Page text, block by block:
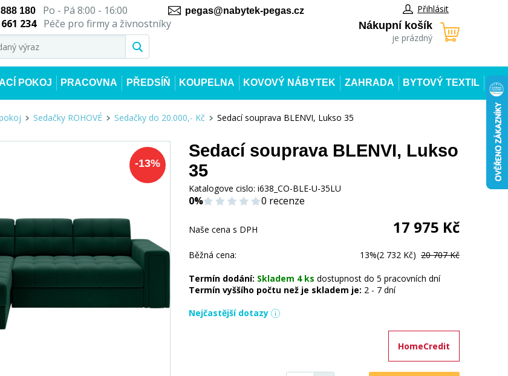
180Po - Pá 8:00 - 16:00
234
Péče pro firmy a živnostníky
pegas@nabytek-pegas.cz Přihlásit
Nákupní košík
je prázdný
POKOJ PRACOVNA PŘEDSÍŇ KOUPELNA KOVOVÝ NÁBYTEK ZAHRADA BYTOVÝ TEXTIL
Sedačky ROHOVÉ Sedačky do 20.000,- Kč Sedací souprava BLENVI, Lukso 35
-13%
Sedací souprava BLENVI, Lukso
35
Katalogove cislo: i638_CO-BLE-U-35LU
0% 0 recenze
Naše cena s DPH 17 975 Kč
Běžná cena: 13%(2 732 Kč) 20 707 Kč
Termín dodání: Skladem 4 ks dostupnost do 5 pracovních dní
Termín vyššího počtu než je skladem je: 2 - 7 dní
Nejčastější dotazy
HomeCredit